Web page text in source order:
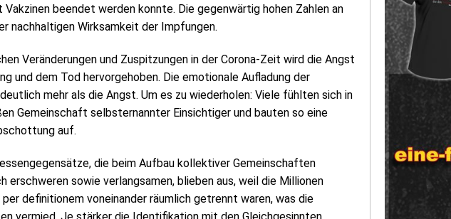
beendet werden konnte. Die gegenwärtig hohen Zahlen an
nachhaltigen Wirksamkeit der Impfungen.
Veränderungen und Zuspitzungen in der Corona-Zeit wird die Angst
und dem Tod hervorgehoben. Die emotionale Aufladung der
mehr als die Angst. Um es zu wiederholen: Viele fühlten sich in
Gemeinschaft selbsternannter Einsichtiger und bauten so eine
auf.
die beim Aufbau kollektiver Gemeinschaften
erschweren sowie verlangsamen, blieben aus, weil die Millionen
per definitionem voneinander räumlich getrennt waren, was die
vermied. Je stärker die Identifikation mit den Gleichgesinnten